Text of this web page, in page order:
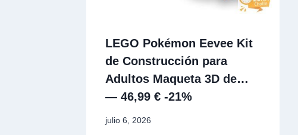
LEGO Pokémon Eevee Kit
de Construcción para
Adultos Maqueta 3D de…
— 46,99 € -21%
julio 6, 2026